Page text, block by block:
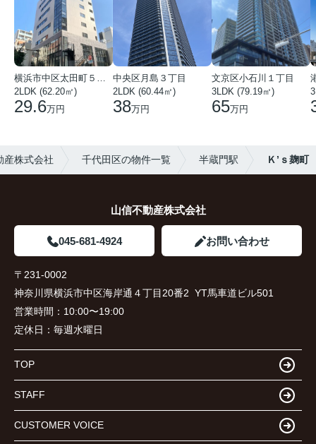
2LDK (62.20㎡)
29.6万円
中央区月島３丁目
2LDK (60.44㎡)
38万円
文京区小石川１丁目
3LDK (79.19㎡)
65万円
産株式会社 千代田区の物件一覧 半蔵門駅 Ｋ’ｓ麹町
山信不動産株式会社
045-681-4924 お問い合わせ
〒231-0002
神奈川県横浜市中区海岸通４丁目20番2 YT馬車道ビル501
営業時間： 10:00〜19:00
定休日： 毎週水曜日
TOP
STAFF
CUSTOMER VOICE